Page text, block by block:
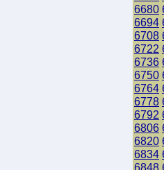
6680
6694
6708
6722
6736
6750
6764
6778
6792
6806
6820
6834
6848